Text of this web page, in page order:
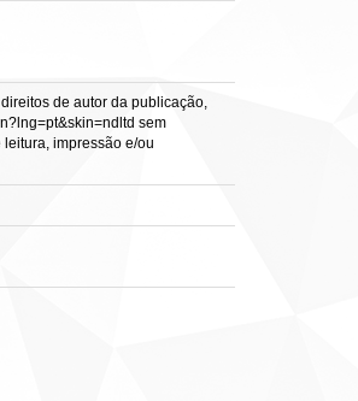
de autor da publicação,
sem
impressão e/ou